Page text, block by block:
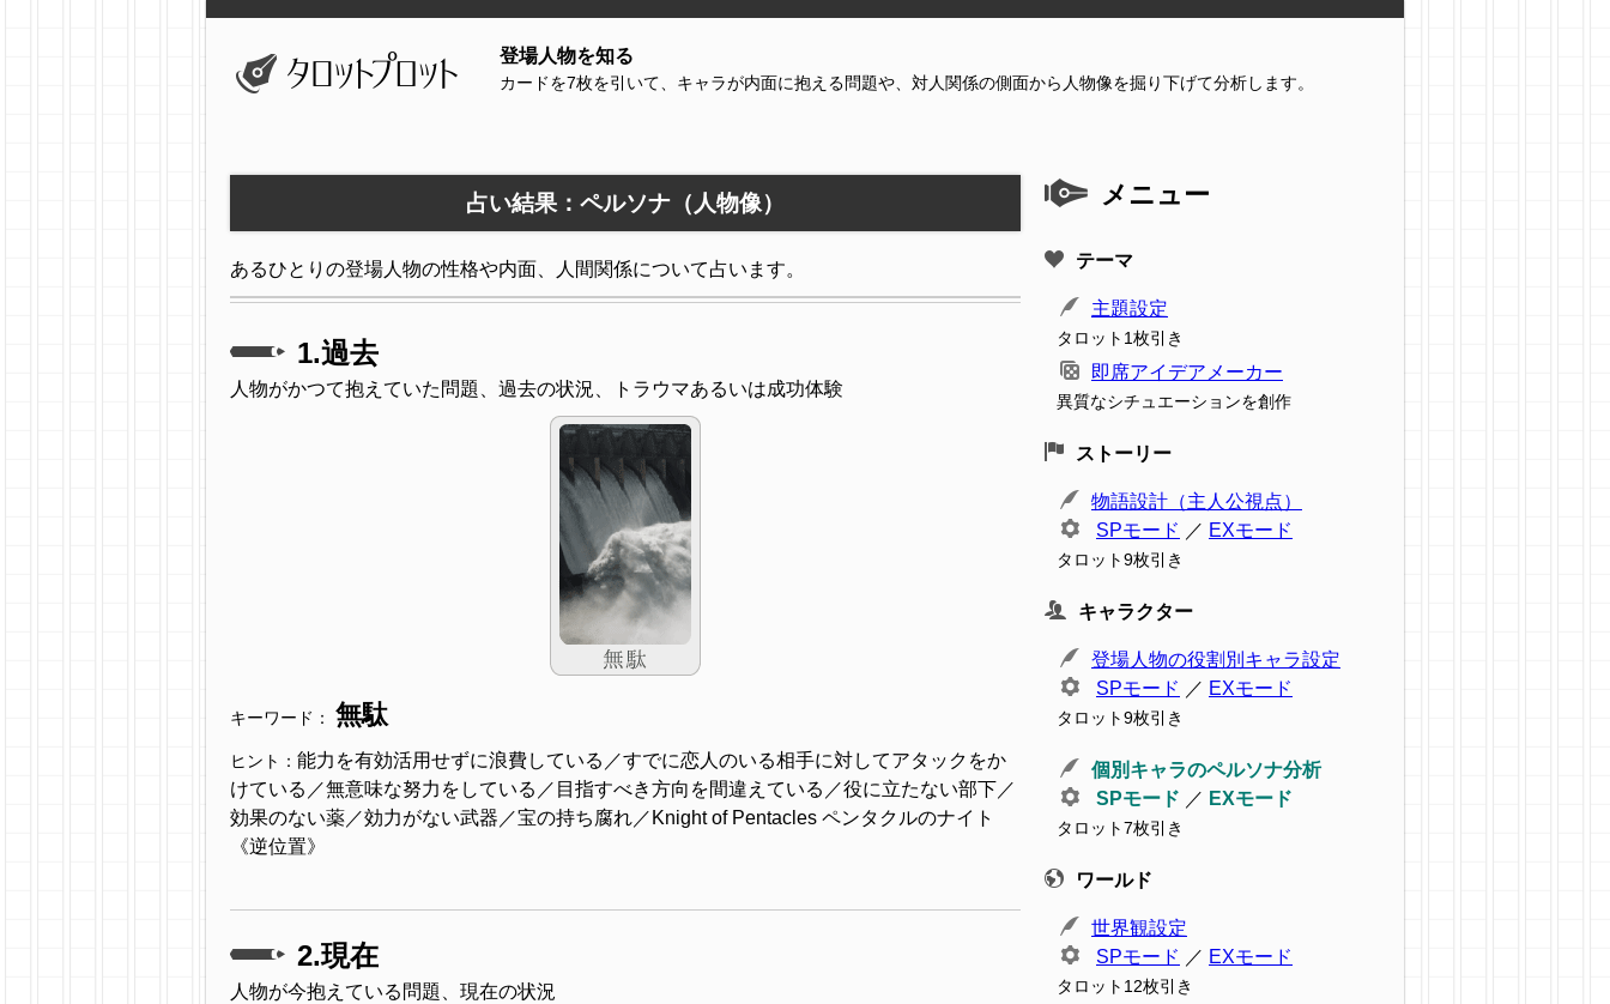
登場人物を知る
カードを7枚を引いて、キャラが内面に抱える問題や、対人関係の側面から人物像を掘り下げて分析します。
占い結果：ペルソナ（人物像）
あるひとりの登場人物の性格や内面、人間関係について占います。
1.過去
人物がかつて抱えていた問題、過去の状況、トラウマあるいは成功体験
キーワード： 無駄
ヒント： 能力を有効活用せずに浪費している／すでに恋人のいる相手に対してアタックをか
けている／無意味な努力をしている／目指すべき方向を間違えている／役に立たない部下／
効果のない薬／効力がない武器／宝の持ち腐れ／Knight of Pentacles ペンタクルのナイト
《逆位置》
2.現在
人物が今抱えている問題、現在の状況
メニュー
テーマ
主題設定
タロット1枚引き
即席アイデアメーカー
異質なシチュエーションを創作
ストーリー
物語設計（主人公視点）
SPモード ／ EXモード
タロット9枚引き
キャラクター
登場人物の役割別キャラ設定
SPモード ／ EXモード
タロット9枚引き
個別キャラのペルソナ分析
SPモード ／ EXモード
タロット7枚引き
ワールド
世界観設定
SPモード ／ EXモード
タロット12枚引き